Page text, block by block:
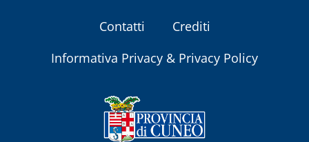
Contatti
Crediti
Informativa Privacy & Privacy Policy